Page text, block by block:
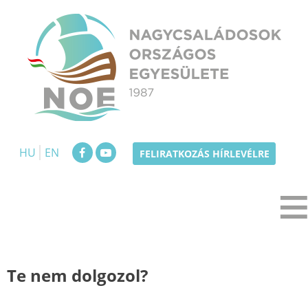
content
HU
EN FELIRATKOZÁS HÍRLEVÉLRE
Te nem dolgozol?